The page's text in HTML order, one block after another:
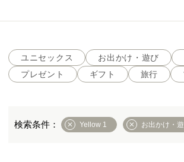
ユニセックス お出かけ・遊び
プレゼント
ギフト 旅行
Yellow 1 お出かけ・